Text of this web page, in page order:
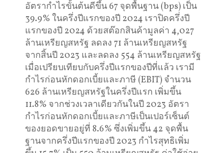
อัตรากำไรขั้นต้นดีขึ้น 67 จุดพื้นฐาน (bps) เป็น
39.9% ในครึ่งปีแรกของปี 2024 เราปิดครึ่งปี
แรกของปี 2024 ด้วยสต๊อกสินค้ามูลค่า 4,027
ล้านเหรียญสหรัฐ ลดลง 71 ล้านเหรียญสหรัฐ
จากสิ้นปี 2023 และลดลง 554 ล้านเหรียญสหรัฐ
เมื่อเปรียบเทียบกับครึ่งปีแรกของปีที่แล้ว เรามี
กำไรก่อนหักดอกเบี้ยและภาษี (EBIT) จำนวน
626 ล้านเหรียญสหรัฐในครึ่งปีแรก เพิ่มขึ้น
11.8% จากช่วงเวลาเดียวกันในปี 2023 อัตรา
กำไรก่อนหักดอกเบี้ยและภาษีเป็นเปอร์เซ็นต์
ของยอดขายอยู่ที่ 8.6% ซึ่งเพิ่มขึ้น 42 จุดพื้น
ฐานจากครึ่งปีแรกของปี 2023 กำไรสุทธิเพิ่ม